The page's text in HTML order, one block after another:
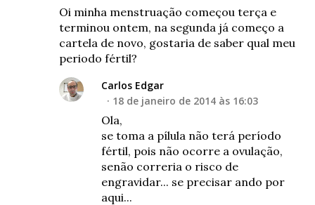
Oi minha menstruação começou terça e
terminou ontem, na segunda já começo a
cartela de novo, gostaria de saber qual meu
periodo fértil?
Carlos Edgar
18 de janeiro de 2014 às 16:03
Ola,
se toma a pílula não terá período
fértil, pois não ocorre a ovulação,
senão correria o risco de
engravidar... se precisar ando por
aqui...